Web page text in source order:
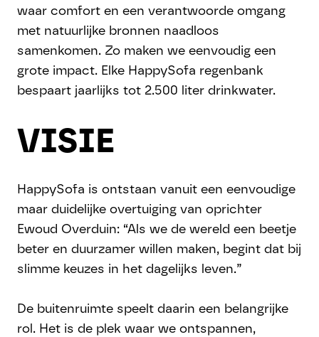
waar comfort en een verantwoorde omgang
met natuurlijke bronnen naadloos
samenkomen. Zo maken we eenvoudig een
grote impact. Elke HappySofa regenbank
bespaart jaarlijks tot 2.500 liter drinkwater.
VISIE
HappySofa is ontstaan vanuit een eenvoudige
maar duidelijke overtuiging van oprichter
Ewoud Overduin: “Als we de wereld een beetje
beter en duurzamer willen maken, begint dat bij
slimme keuzes in het dagelijks leven.”
De buitenruimte speelt daarin een belangrijke
rol. Het is de plek waar we ontspannen,